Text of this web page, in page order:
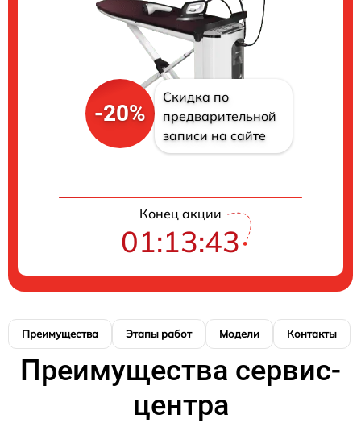
-20%
Скидка по
предварительной
записи на сайте
Конец акции
01:13:43
Преимущества Этапы работ Модели Контакты
Преимущества сервис-
центра